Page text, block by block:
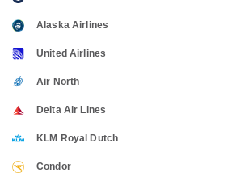
Alaska Airlines
United Airlines
Air North
Delta Air Lines
KLM Royal Dutch
Condor